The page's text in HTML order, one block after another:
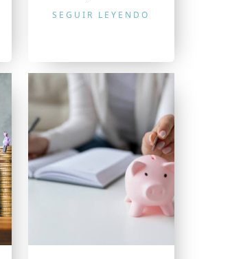
SEGUIR LEYENDO